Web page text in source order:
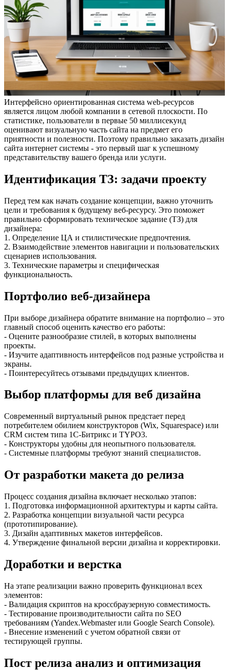
Интерфейсно ориентированная система web-ресурсов
является лицом любой компании в сетевой плоскости. По
статистике, пользователи в первые 50 миллисекунд
оценивают визуальную часть сайта на предмет его
приятности и полезности. Поэтому правильно заказать дизайн
сайта интернет системы - это первый шаг к успешному
представительству вашего бренда или услуги.
Идентификация ТЗ: задачи проекту
Перед тем как начать создание концепции, важно уточнить
цели и требования к будущему веб-ресурсу. Это поможет
правильно сформировать техническое задание (ТЗ) для
дизайнера:
1. Определение ЦА и стилистические предпочтения.
2. Взаимодействие элементов навигации и пользовательских
сценариев использования.
3. Технические параметры и специфическая
функциональность.
Портфолио веб-дизайнера
При выборе дизайнера обратите внимание на портфолио – это
главный способ оценить качество его работы:
- Оцените разнообразие стилей, в которых выполнены
проекты.
- Изучите адаптивность интерфейсов под разные устройства и
экраны.
- Поинтересуйтесь отзывами предыдущих клиентов.
Выбор платформы для веб дизайна
Современный виртуальный рынок предстает перед
потребителем обилием конструкторов (Wix, Squarespace) или
CRM систем типа 1C-Битрикс и TYPO3.
- Конструкторы удобны для неопытного пользователя.
- Системные платформы требуют знаний специалистов.
От разработки макета до релиза
Процесс создания дизайна включает несколько этапов:
1. Подготовка информационной архитектуры и карты сайта.
2. Разработка концепции визуальной части ресурса
(прототипирование).
3. Дизайн адаптивных макетов интерфейсов.
4. Утверждение финальной версии дизайна и корректировки.
Доработки и верстка
На этапе реализации важно проверить функционал всех
элементов:
- Валидация скриптов на кроссбраузерную совместимость.
- Тестирование производительности сайта по SEO
требованиям (Yandex.Webmaster или Google Search Console).
- Внесение изменений с учетом обратной связи от
тестирующей группы.
Пост релиза анализ и оптимизация